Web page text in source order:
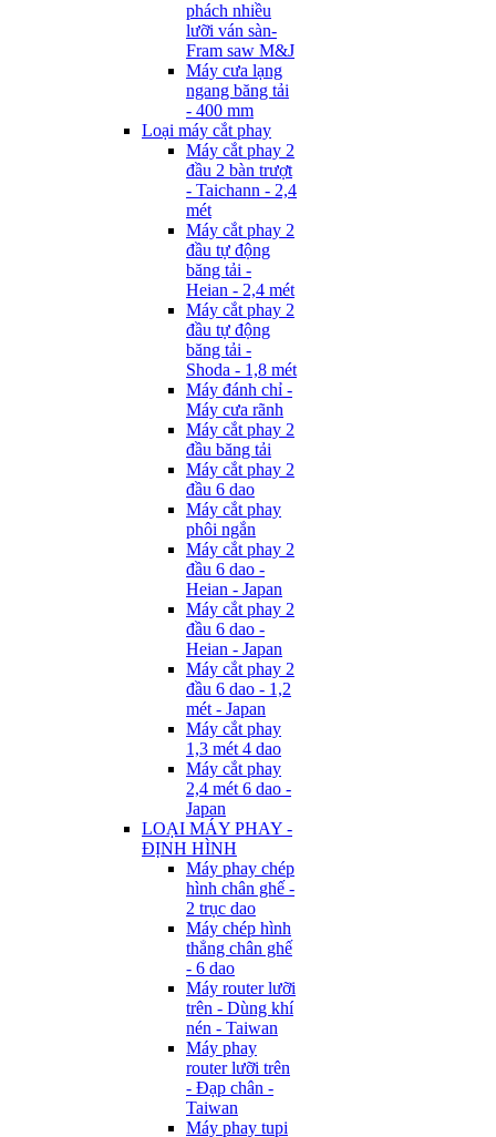
phách nhiều
lưỡi ván sàn-
Fram saw M&J
Máy cưa lạng
ngang băng tải
- 400 mm
Loại máy cắt phay
Máy cắt phay 2
đầu 2 bàn trượt
- Taichann - 2,4
mét
Máy cắt phay 2
đầu tự động
băng tải -
Heian - 2,4 mét
Máy cắt phay 2
đầu tự động
băng tải -
Shoda - 1,8 mét
Máy đánh chỉ -
Máy cưa rãnh
Máy cắt phay 2
đầu băng tải
Máy cắt phay 2
đầu 6 dao
Máy cắt phay
phôi ngắn
Máy cắt phay 2
đầu 6 dao -
Heian - Japan
Máy cắt phay 2
đầu 6 dao -
Heian - Japan
Máy cắt phay 2
đầu 6 dao - 1,2
mét - Japan
Máy cắt phay
1,3 mét 4 dao
Máy cắt phay
2,4 mét 6 dao -
Japan
LOẠI MÁY PHAY -
ĐỊNH HÌNH
Máy phay chép
hình chân ghế -
2 trục dao
Máy chép hình
thẳng chân ghế
- 6 dao
Máy router lưỡi
trên - Dùng khí
nén - Taiwan
Máy phay
router lưỡi trên
- Đạp chân -
Taiwan
Máy phay tupi